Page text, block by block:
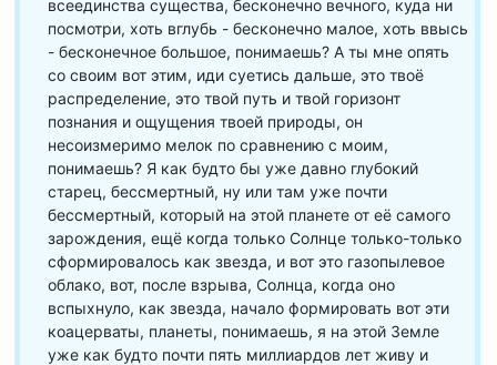
всеединства существа, бесконечно вечного, куда ни
посмотри, хоть вглубь - бесконечно малое, хоть ввысь
- бесконечное большое, понимаешь? А ты мне опять
со своим вот этим, иди суетись дальше, это твоё
распределение, это твой путь и твой горизонт
познания и ощущения твоей природы, он
несоизмеримо мелок по сравнению с моим,
понимаешь? Я как будто бы уже давно глубокий
старец, бессмертный, ну или там уже почти
бессмертный, который на этой планете от её самого
зарождения, ещё когда только Солнце только-только
сформировалось как звезда, и вот это газопылевое
облако, вот, после взрыва, Солнца, когда оно
вспыхнуло, как звезда, начало формировать вот эти
коацерваты, планеты, понимаешь, я на этой Земле
уже как будто почти пять миллиардов лет живу и